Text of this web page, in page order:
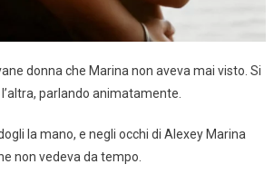
donna che Marina non aveva mai visto. Si
parlando animatamente.
la mano, e negli occhi di Alexey Marina
non vedeva da tempo.